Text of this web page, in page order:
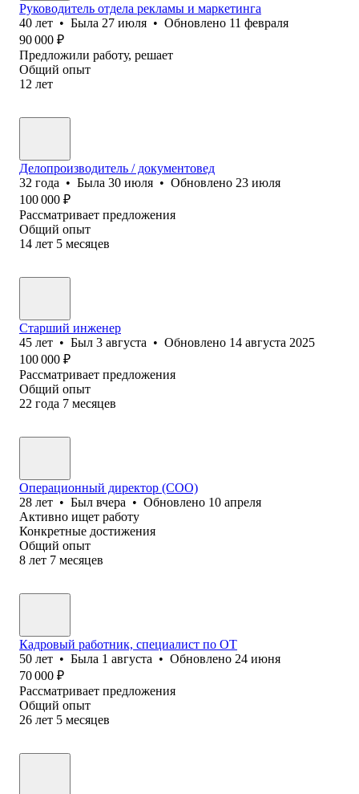
Руководитель отдела рекламы и маркетинга
40 лет • Была 27 июля • Обновлено 11 февраля
90 000 ₽
Предложили работу, решает
Общий опыт
12 лет
Делопроизводитель / документовед
32 года • Была 30 июля • Обновлено 23 июля
100 000 ₽
Рассматривает предложения
Общий опыт
14 лет 5 месяцев
Старший инженер
45 лет • Был 3 августа • Обновлено 14 августа 2025
100 000 ₽
Рассматривает предложения
Общий опыт
22 года 7 месяцев
Операционный директор (COO)
28 лет • Был вчера • Обновлено 10 апреля
Активно ищет работу
Конкретные достижения
Общий опыт
8 лет 7 месяцев
Кадровый работник, специалист по ОТ
50 лет • Была 1 августа • Обновлено 24 июня
70 000 ₽
Рассматривает предложения
Общий опыт
26 лет 5 месяцев